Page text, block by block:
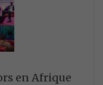
en Afrique